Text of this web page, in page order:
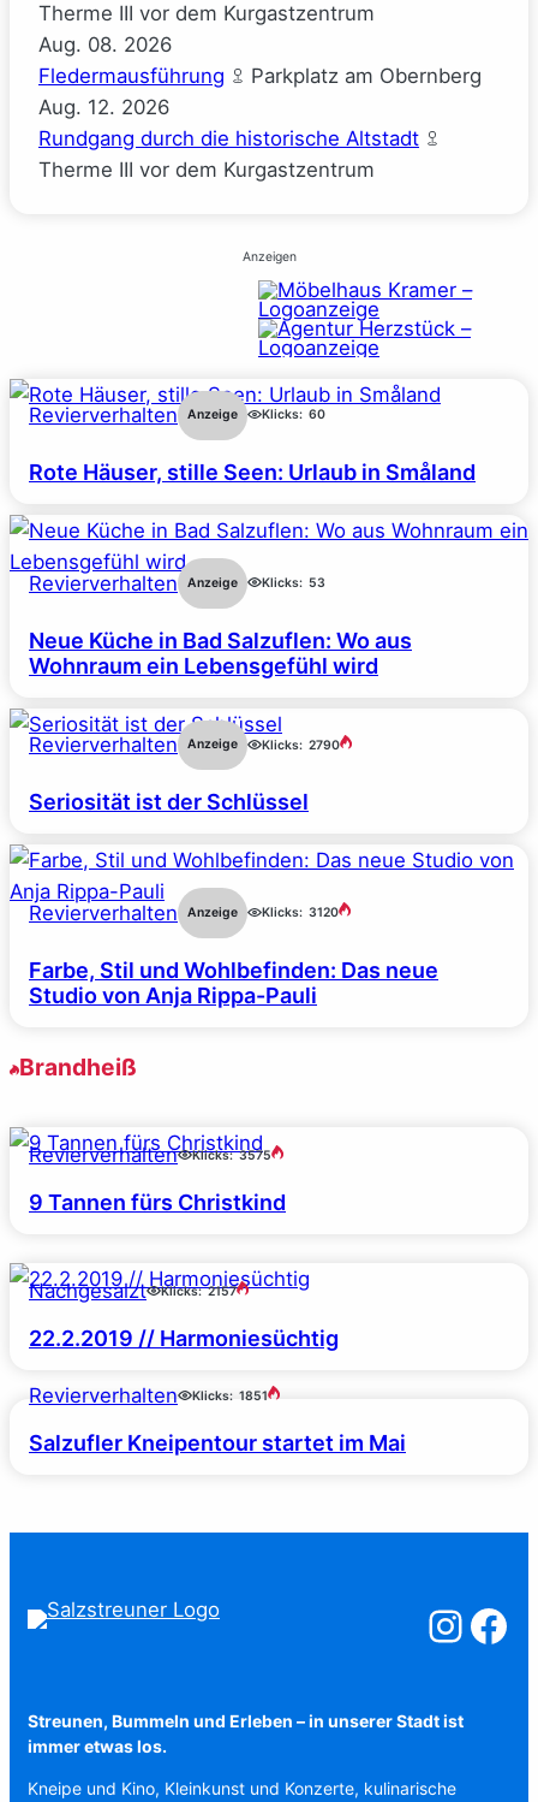
Therme III vor dem Kurgastzentrum
Aug. 08. 2026
Fledermausführung
Parkplatz am Obernberg
Aug. 12. 2026
Rundgang durch die historische Altstadt
Therme III vor dem Kurgastzentrum
Anzeigen
Revierverhalten Anzeige Klicks: 60
Rote Häuser, stille Seen: Urlaub in Småland
Revierverhalten Anzeige Klicks: 53
Neue Küche in Bad Salzuflen: Wo aus
Wohnraum ein Lebensgefühl wird
Revierverhalten Anzeige Klicks: 2790
Seriosität ist der Schlüssel
Revierverhalten Anzeige Klicks: 3120
Farbe, Stil und Wohlbefinden: Das neue
Studio von Anja Rippa-Pauli
Brandheiß
Revierverhalten Klicks: 3575
9 Tannen fürs Christkind
Nachgesalzt Klicks: 2157
22.2.2019 // Harmoniesüchtig
Revierverhalten Klicks: 1851
Salzufler Kneipentour startet im Mai
Salzstreuner
Streunen, Bummeln und Erleben – in unserer Stadt ist
immer etwas los.
Kneipe und Kino, Kleinkunst und Konzerte, kulinarische